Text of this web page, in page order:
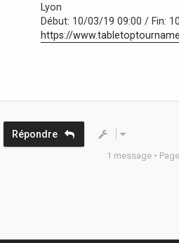
Lyon
Début: 10/03/19 09:00 / Fin:
https://
Répondre
1 message • Page